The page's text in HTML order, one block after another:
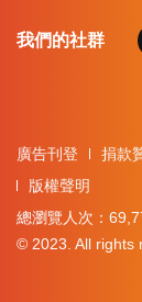
我們的社群
廣告刊登 捐款
版權聲明
總瀏覽人次：
© 2023. All rights